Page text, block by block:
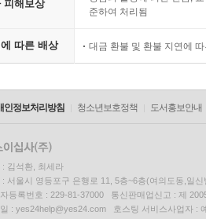
피해보상
준하여 처리됨
따른 배상 대금 환불 및 환불 지연에
인정보처리방침 청소년보호정책 도서홍보안내
: 김석환, 최세라
: 서울시 영등포구 은행로 11, 5층~6층(여의도동,일신
등록번호 : 229-81-37000 통신판매업신고 : 제
: yes24help@yes24.com 호스팅 서비스사업자 :